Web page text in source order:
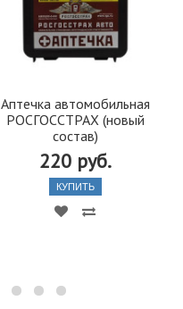
Аптечка автомобильная
РОСГОССТРАХ (новый
состав)
220 руб.
КУПИТЬ